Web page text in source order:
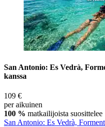
San Antonio: Es Vedrà,
kanssa
109 €
per aikuinen
100 % matkailijoista suosittelee
San Antonio: Es Vedrà,